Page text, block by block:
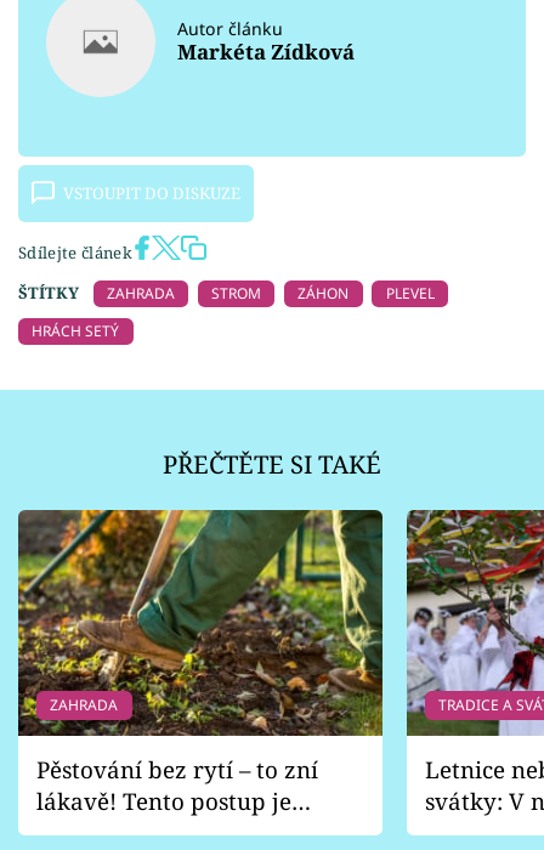
Autor článku
Markéta Zídková
VSTOUPIT DO DISKUZE
Sdílejte článek
ŠTÍTKY
ZAHRADA STROM ZÁHON
PLEVEL
HRÁCH SETÝ
PŘEČTĚTE SI TAKÉ
ZAHRADA
Pěstování bez rytí – to zní
lákavě! Tento postup je
vhodný jen pro některé
TRADICE A
Letnice
svátky: V
pondělí